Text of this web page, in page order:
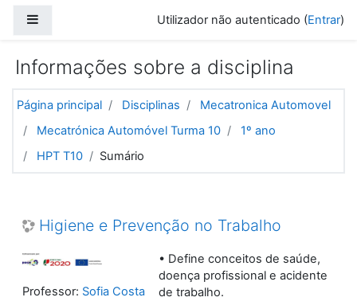
Utilizador não autenticado (Entrar)
Informações sobre a disciplina
Página principal Disciplinas
Mecatronica Automovel
Mecatrónica Automóvel Turma 10
1º ano
HPT T10
Sumário
Higiene e Prevenção no Trabalho
• Define conceitos de saúde,
doença profissional e acidente
de trabalho.
Professor: Sofia Costa